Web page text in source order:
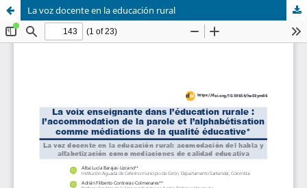
La voz docente en la educación rural